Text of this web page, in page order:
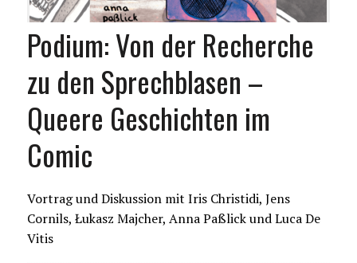
Podium: Von der Recherche
zu den Sprechblasen –
Queere Geschichten im
Comic
Vortrag und Diskussion mit Iris Christidi, Jens
Cornils, Łukasz Majcher, Anna Paßlick und Luca De
Vitis